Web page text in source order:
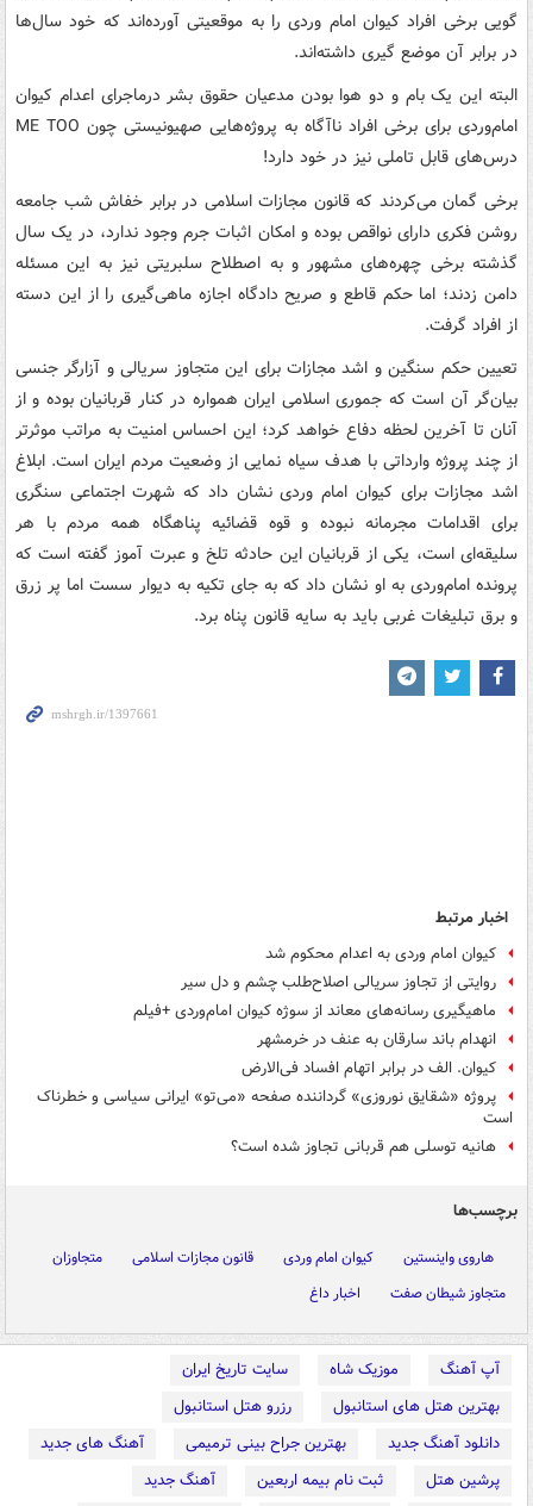
گویی برخی افراد کیوان امام وردی را به موقعیتی آورده‌اند که خود سال‌ها
در برابر آن موضع گیری داشته‌اند.
البته این یک بام و دو هوا بودن مدعیان حقوق بشر درماجرای اعدام کیوان
امام‌وردی برای برخی افراد ناآگاه به پروژه‌هایی صهیونیستی چون ME TOO
درس‌های قابل تاملی نیز در خود دارد!
برخی گمان می‌کردند که قانون مجازات اسلامی در برابر خفاش شب جامعه
روشن فکری دارای نواقص بوده و امکان اثبات جرم وجود ندارد، در یک سال
گذشته برخی چهره‌های مشهور و به اصطلاح سلبریتی نیز به این مسئله
دامن زدند؛ اما حکم قاطع و صریح دادگاه اجازه ماهی‌گیری را از این دسته
از افراد گرفت.
تعیین حکم سنگین و اشد مجازات برای این متجاوز سریالی و آزارگر جنسی
بیان‌گر آن است که جموری اسلامی ایران همواره در کنار قربانیان بوده و از
آنان تا آخرین لحظه دفاع خواهد کرد؛ این احساس امنیت به مراتب موثرتر
از چند پروژه وارداتی با هدف سیاه نمایی از وضعیت مردم ایران است. ابلاغ
اشد مجازات برای کیوان امام وردی نشان داد که شهرت اجتماعی سنگری
برای اقدامات مجرمانه نبوده و قوه قضائیه پناهگاه همه مردم با هر
سلیقه‌ای است، یکی از قربانیان این حادثه تلخ و عبرت آموز گفته است که
پرونده امام‌وردی به او نشان داد که به جای تکیه به دیوار سست اما پر زرق
و برق تبلیغات غربی باید به سایه قانون پناه برد.
اخبار مرتبط
کیوان امام وردی به اعدام محکوم شد
روایتی از تجاوز سریالی اصلاح‌طلب چشم و دل سیر
ماهیگیری رسانه‌های معاند از سوژه کیوان امام‌وردی +فیلم
انهدام باند سارقان به عنف در خرمشهر
کیوان. الف در برابر اتهام افساد فی‌الارض
پروژه «شقایق نوروزی» گرداننده صفحه «می‌تو» ایرانی سیاسی و خطرناک
است
هانیه توسلی هم قربانی تجاوز شده است؟
برچسب‌ها
هاروی واینستین کیوان امام وردی قانون مجازات اسلامی
متجاوزان
متجاوز شیطان صفت
اخبار داغ
آپ آهنگ موزیک شاه
سایت تاریخ ایران
بهترین هتل های استانبول
رزرو هتل استانبول
دانلود آهنگ جدید
بهترین جراح بینی ترمیمی
آهنگ های جدید
پرشین هتل
ثبت نام بیمه اربعین
آهنگ جدید